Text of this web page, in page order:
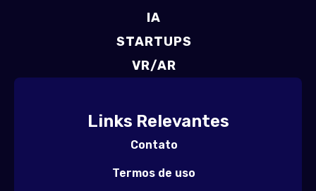
IA
STARTUPS
VR/AR
Links Relevantes
Contato
Termos de uso